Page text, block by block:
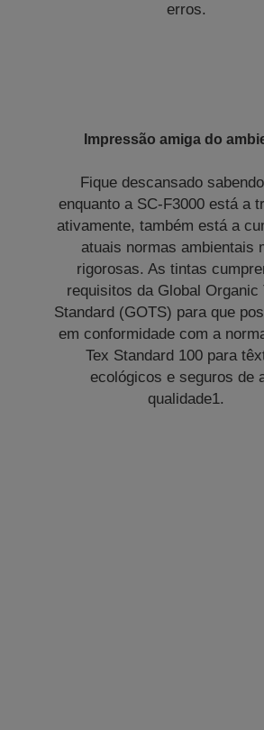
erros.
Impressão amiga do
Fique descansado
enquanto a SC‑F3000 está a
ativamente, também está a
atuais normas ambientais
rigorosas. As tintas
requisitos da Global Organic
Standard (GOTS) para que
em conformidade com a
Tex Standard 100 para
ecológicos e seguros de
qualidade1.